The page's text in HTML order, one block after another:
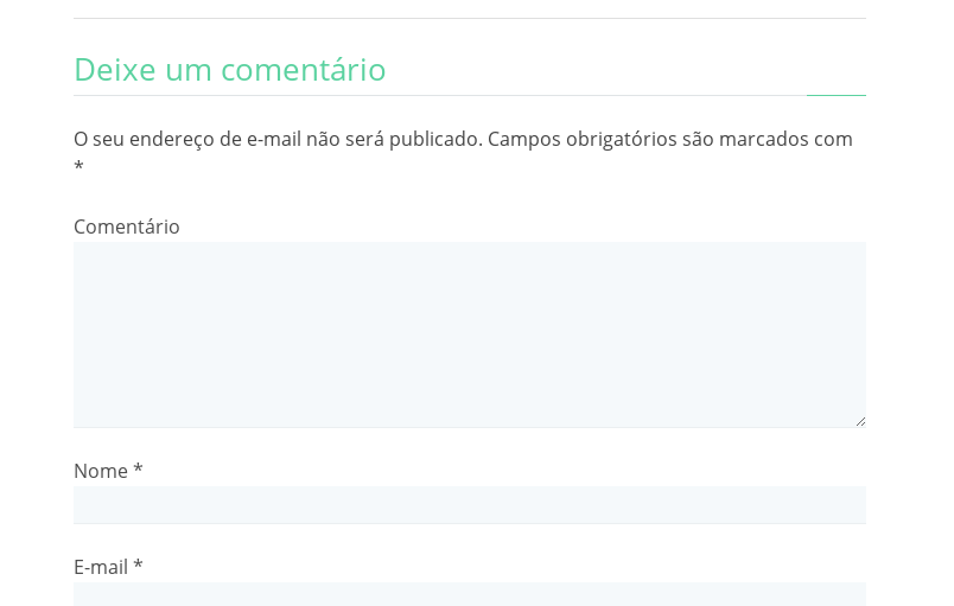
Deixe um comentário
O seu endereço de e-mail não será publicado. Campos obrigatórios são marcados com
*
Comentário
Nome*
E-mail *